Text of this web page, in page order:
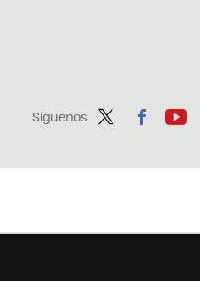
Síguenos
ter
ebo tub